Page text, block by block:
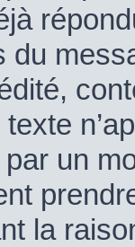
du
un
la